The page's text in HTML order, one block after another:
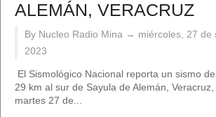
ALEMÁN, VERACRUZ
By Nucleo Radio Mina → miércoles, 27 de
2023
El Sismológico Nacional reporta un sismo
29 km al sur de Sayula de Alemán,
martes 27 de...